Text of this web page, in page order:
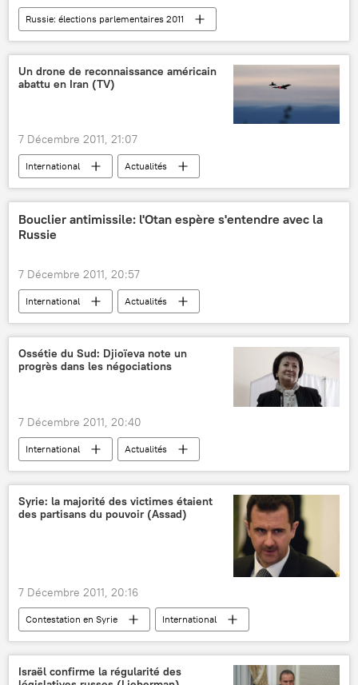
Russie: élections parlementaires 2011
Actualités
Un drone de reconnaissance américain
abattu en Iran (TV)
7 Décembre 2011, 21:07
International
Actualités
Nucléaire iranien (2014)
Bouclier antimissile: l'Otan espère s'entendre avec la
Russie
7 Décembre 2011, 20:57
International
Actualités
Bouclier antimissile américain en Europe
Ossétie du Sud: Djioïeva note un
progrès dans les négociations
7 Décembre 2011, 20:40
International
Actualités
Présidentielle en Ossétie du Sud (2011)
Syrie: la majorité des victimes étaient
des partisans du pouvoir (Assad)
7 Décembre 2011, 20:16
Contestation en Syrie
International
Actualités
Israël confirme la régularité des